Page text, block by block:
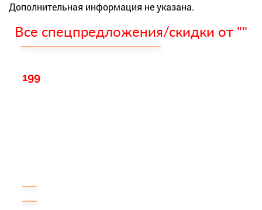
Дополнительная информация не указана.
Все спецпредложения/скидки от ""
199